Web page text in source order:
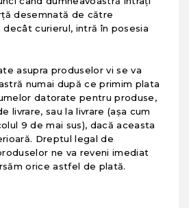
desemnată de către
curierul, intră în posesia
asupra produselor vi se va
numai după ce primim plata
datorate pentru produse,
livrare, sau la livrare (aşa cum
9 de mai sus), dacă aceasta
Dreptul legal de
ne va reveni imediat
orice astfel de plată.